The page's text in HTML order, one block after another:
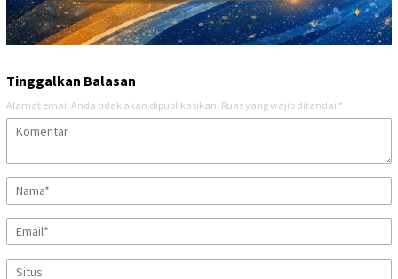
Tinggalkan Balasan
Alamat email Anda tidak akan dipublikasikan. Ruas yang wajib ditandai *